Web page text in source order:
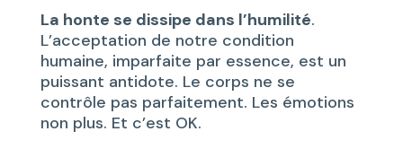
La honte se dissipe dans l’humilité.
L’acceptation de notre condition
humaine, imparfaite par essence, est un
puissant antidote. Le corps ne se
contrôle pas parfaitement. Les émotions
non plus. Et c’est OK.